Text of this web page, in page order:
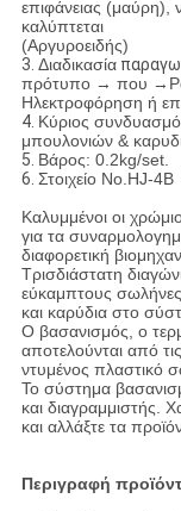
επιφάνειας (μαύρη),
καλύπτεται
(Αργυροειδής)
3. Διαδικασία
πρότυπο → που
Ηλεκτροφόρηση ή
4. Κύριος
μπουλονιών &
5. Βάρος: 0.2kg/set.
6. Στοιχείο No.HJ-4B
Καλυμμένοι οι
για τα
διαφορετική
Τρισδιάστατη
εύκαμπτους
και καρύδια στο
Ο βασανισμός, ο
αποτελούνται από
ντυμένος πλαστικό
Το σύστημα
και διαγραμμιστής.
και αλλάξτε τα
Περιγραφή